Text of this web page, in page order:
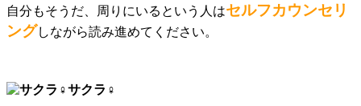
自分もそうだ、周りにいるという人はセルフカウンセリ
ングしながら読み進めてください。
サクラ♀